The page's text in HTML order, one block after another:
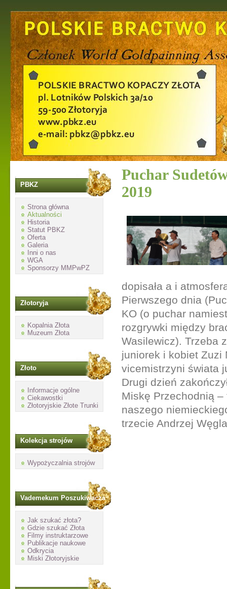
PBKZ
Strona główna
Aktualności
Historia
Statut PBKZ
Oferta
Galeria
Inni o nas
WGA
Sponsorzy MMPwPZ
Złotoryja
Kopalnia Złota
Muzeum Złota
Złoto
Informacje ogólne
Ciekawostki
Złotoryjskie Złote Trunki
Kolekcja strojów
Wypożyczalnia strojów
Vademekum Poszukiwacza
Jak szukać złota?
Gdzie szukać Złota
Filmy instruktarzowe
Publikacje naukowe
Odkrycia
Miski Złotoryjskie
Puchar
2019
dopisała a i
Pierwszego dnia
KO (o puchar
rozgrywki między
Wasilewicz). Trzeba
juniorek i kobiet Zuzi
vicemistrzyni świata
Drugi dzień
Miskę Przechodnią –
naszego
trzecie Andrzej